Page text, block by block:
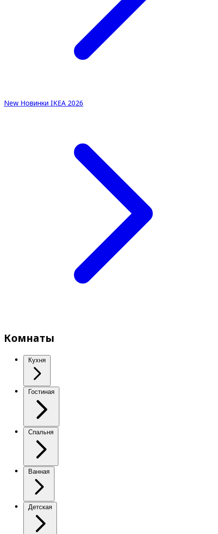
New Новинки IKEA 2026
Комнаты
Кухня
Гостиная
Спальня
Ванная
Детская